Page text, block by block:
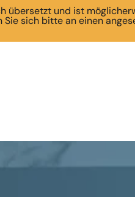
übersetzt und ist
sich bitte an einen